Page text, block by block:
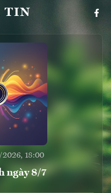
TIN
18:00
ngày 8/7